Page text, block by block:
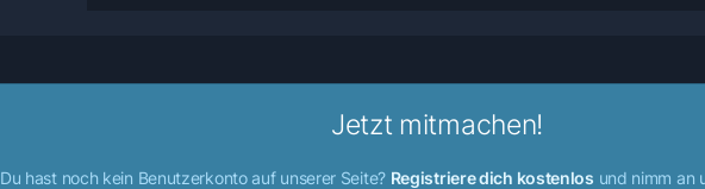
Jetzt mitmachen!
Du hast noch kein Benutzerkonto auf unserer Seite? Registriere dich kostenlos und nimm an